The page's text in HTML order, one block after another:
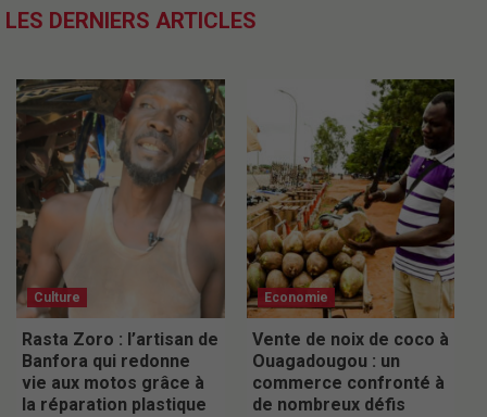
LES DERNIERS ARTICLES
Culture
Rasta Zoro : l’artisan de
Banfora qui redonne
vie aux motos grâce à
la réparation plastique
Economie
Vente de noix de coco à
Ouagadougou : un
commerce confronté à
de nombreux défis